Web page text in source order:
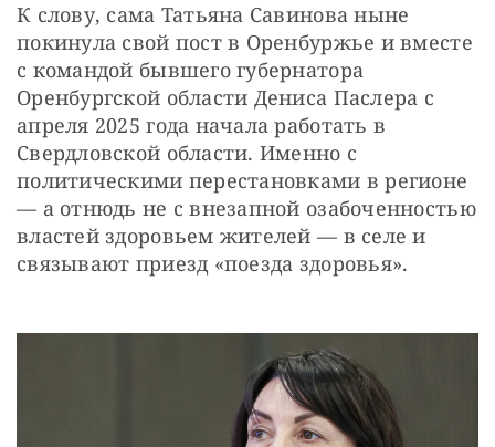
К слову, сама Татьяна Савинова ныне
покинула свой пост в Оренбуржье и вместе
с командой бывшего губернатора
Оренбургской области Дениса Паслера с
апреля 2025 года начала работать в
Свердловской области. Именно с
политическими перестановками в регионе
— а отнюдь не с внезапной озабоченностью
властей здоровьем жителей — в селе и
связывают приезд «поезда здоровья».